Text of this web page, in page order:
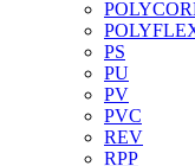
PS
PU
PV
PVC
REV
RPP